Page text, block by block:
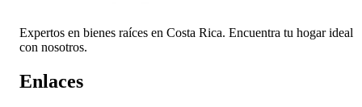
Expertos en bienes raíces en Costa Rica. Encuentra tu hogar ideal
con nosotros.
Enlaces